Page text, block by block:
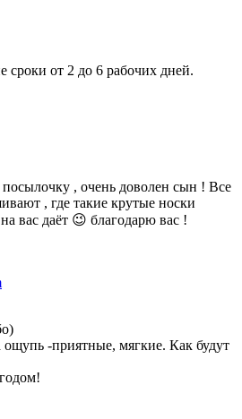
сроки от 2 до 6 рабочих дней.
, очень доволен сын ! Все
, где такие крутые носки
вас даёт 😉 благодарю вас !
-приятные, мягкие. Как будут